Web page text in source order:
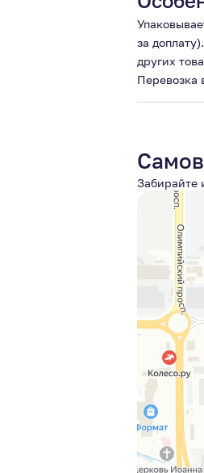
за
других
Перевозка
Забирайте